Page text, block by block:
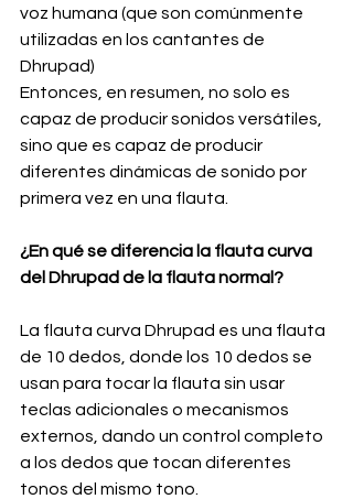
voz humana (que son comúnmente
utilizadas en los cantantes de
Dhrupad)
Entonces, en resumen, no solo es
capaz de producir sonidos versátiles,
sino que es capaz de producir
diferentes dinámicas de sonido por
primera vez en una flauta.
¿En qué se diferencia la flauta curva
del Dhrupad de la flauta normal?
La flauta curva Dhrupad es una flauta
de 10 dedos, donde los 10 dedos se
usan para tocar la flauta sin usar
teclas adicionales o mecanismos
externos, dando un control completo
a los dedos que tocan diferentes
tonos del mismo tono.